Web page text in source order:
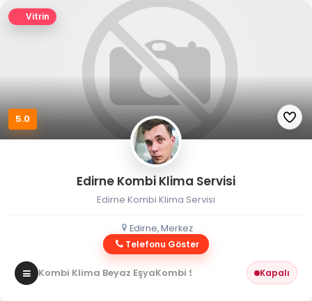
Vitrin
5.0
Edirne Kombi Klima Servisi
Edirne Kombi Klima Servisi
Edirne, Merkez
Telefonu Göster
Kombi Klima Beyaz EşyaKombi Servisi Kapalı